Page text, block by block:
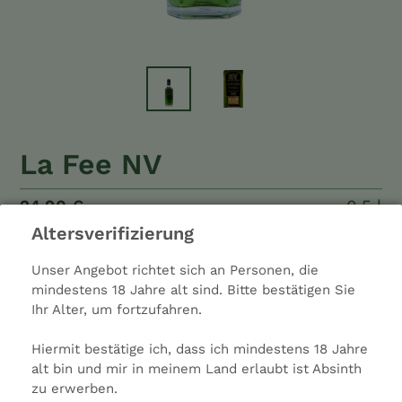
Altersverifizierung
Unser Angebot richtet sich an Personen, die
mindestens 18 Jahre alt sind. Bitte bestätigen Sie
Ihr Alter, um fortzufahren.
Hiermit bestätige ich, dass ich mindestens 18 Jahre
alt bin und mir in meinem Land erlaubt ist Absinth
zu erwerben.
La Fee NV
Normaler
Preis
24,90 €
0,5
0,5 l
inkl. MwSt. zzgl.Versandkosten
Alkohol: 38%
Anis: Leicht
Farbe: Künstlich gefärbt
Hersteller: Green Utopia Limited
Ladenpreis: 25,50 €